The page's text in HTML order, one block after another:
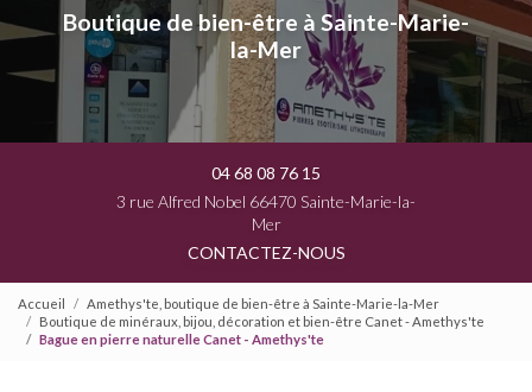
Boutique de bien-être à Sainte-Marie-
la-Mer
04 68 08 76 15
3 rue Alfred Nobel 66470 Sainte-Marie-la-
Mer
CONTACTEZ-NOUS
Accueil
Amethys'te, boutique de bien-être à Sainte-Marie-la-Mer
Boutique de minéraux, bijou, décoration et bien-être Canet - Amethys'te
Bague en pierre naturelle Canet - Amethys'te